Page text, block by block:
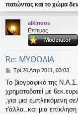
πατώντας και το χώμα
alkinoos
Επίτιμος
Re: ΜΥΘΩΔΙΑ
Δ
μ
ο
σ
ί
Τρί 26 Απρ 2011, 03:03
To βιογραφικό της
χρηματοδοτεί με
,για μια εμπλεκόμενη
τ'άλλα..και μια